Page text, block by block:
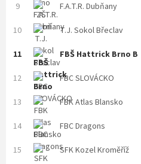
9
F.A.T.R. Dubňany
10
T.J. Sokol Břeclav
11
FBŠ Hattrick Brno B
12
FBC SLOVÁCKO
13
FBK Atlas Blansko
14
FBC Dragons
15
SFK Kozel Kroměříž